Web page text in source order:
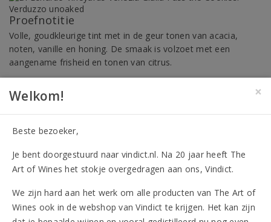
Proefnotitie
Volle, goudkleurige tint met in de geur tonen van acacia,
noten, vanille en honing. De smaak is volzoet met een
aangename frisheid en tonen van citrus.
Heerlijk als aperitief of begeleider van zoete desserts zoals
fruittaarten. Verrassend goed bij foie gras en blauwaderkazen.
Houdbaarheid
Na de oogst op dronk en indien gewenst tot vijf jaar na de
oogst te bewaren.
17,45
Vanaf 12 flessen 16,00 per fles
×
Welkom!
Beste bezoeker,
Je bent doorgestuurd naar vindict.nl. Na 20 jaar heeft The
Art of Wines het stokje overgedragen aan ons, Vindict.
We zijn hard aan het werk om alle producten van The Art of
Wines ook in de webshop van Vindict te krijgen. Het kan zijn